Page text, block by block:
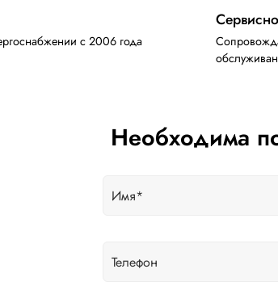
с 2006 года
Необходима